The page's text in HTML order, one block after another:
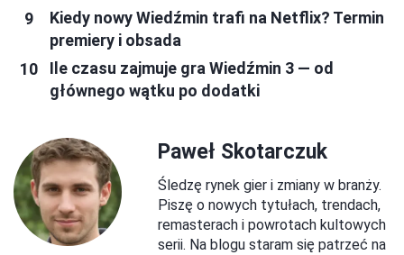
Kiedy nowy Wiedźmin trafi na Netflix? Termin
premiery i obsada
Ile czasu zajmuje gra Wiedźmin 3 — od
głównego wątku po dodatki
Paweł Skotarczuk
Śledzę rynek gier i zmiany w branży.
Piszę o nowych tytułach, trendach,
remasterach i powrotach kultowych
serii. Na blogu staram się patrzeć na